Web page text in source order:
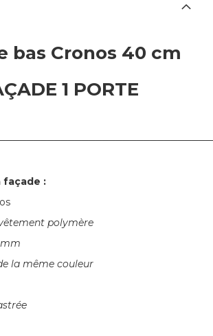
bas Cronos 40 cm
1 PORTE
façade :
polymère
mm
la même couleur